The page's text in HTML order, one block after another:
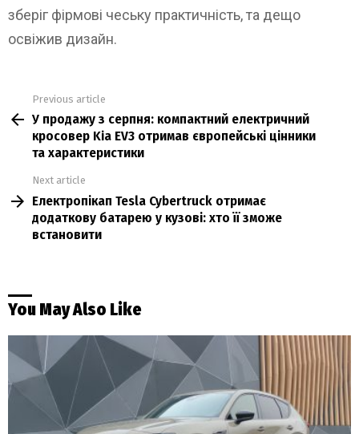
зберіг фірмові чеську практичність, та дещо
освіжив дизайн.
more
Previous article
У продажу з серпня: компактний електричний
кросовер Kia EV3 отримав європейські цінники
та характеристики
Next article
Електропікап Tesla Cybertruck отримає
додаткову батарею у кузові: хто її зможе
встановити
You May Also Like